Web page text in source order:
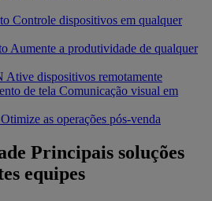
Controle dispositivos em qualquer
Aumente a produtividade de qualquer
Ative dispositivos remotamente
de tela Comunicação visual em
Otimize as operações pós-venda
Principais soluções
equipes